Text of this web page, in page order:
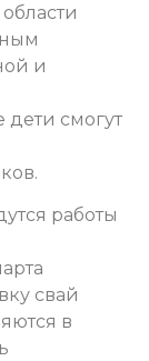
и
дети смогут
работы
свай
в